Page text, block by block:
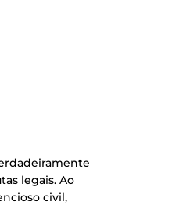
legais. Ao
civil,